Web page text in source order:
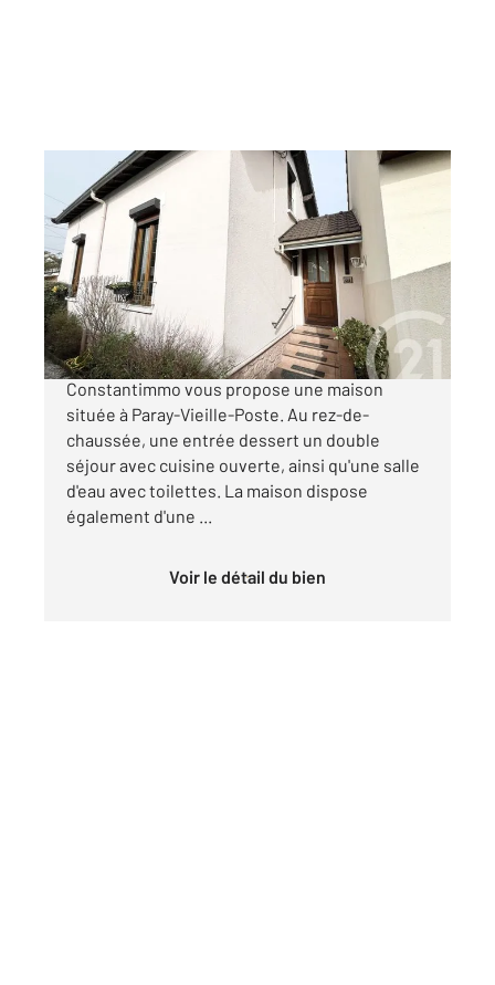
PARAY VIEILLE POSTE 91
64,09 m2 , 3 pièces
Ref : 3938
Maison à vendre
229 000 €
Votre agence Century 21 l'Athégienne, Groupe
Constantimmo vous propose une maison
située à Paray-Vieille-Poste. Au rez-de-
chaussée, une entrée dessert un double
séjour avec cuisine ouverte, ainsi qu'une salle
d'eau avec toilettes. La maison dispose
également d'une ...
Voir le détail du bien